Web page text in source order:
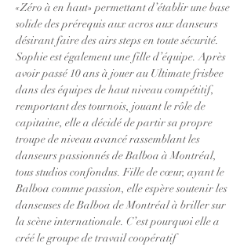
«Zéro à en haut» permettant d’établir une base
solide des prérequis aux acros aux danseurs
désirant faire des airs steps en toute sécurité.
Sophie est également une fille d’équipe. Après
avoir passé 10 ans à jouer au Ultimate frisbee
dans des équipes de haut niveau compétitif,
remportant des tournois, jouant le rôle de
capitaine, elle a décidé de partir sa propre
troupe de niveau avancé rassemblant les
danseurs passionnés de Balboa à Montréal,
tous studios confondus. Fille de cœur, ayant le
Balboa comme passion, elle espère soutenir les
danseuses de Balboa de Montréal à briller sur
la scène internationale. C’est pourquoi elle a
créé le groupe de travail coopératif